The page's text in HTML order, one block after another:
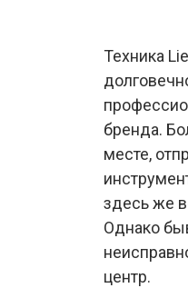
Техника
бренда.
месте,
здесь же
Однако
центр.